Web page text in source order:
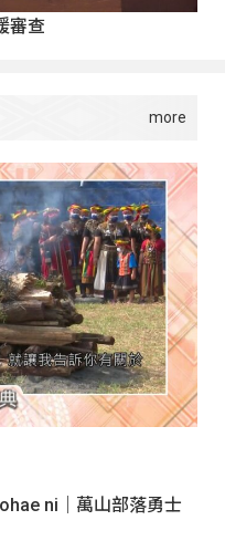
審查
ni｜萬山部落勇士